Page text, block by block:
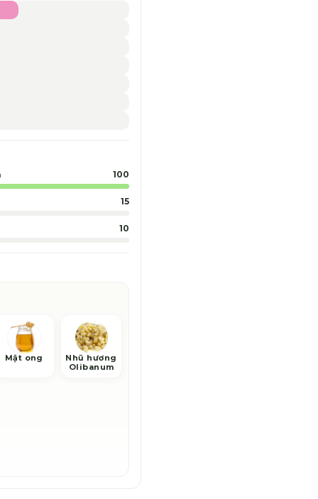
100
15
10
Mật ong
Nhũ hương
Olibanum